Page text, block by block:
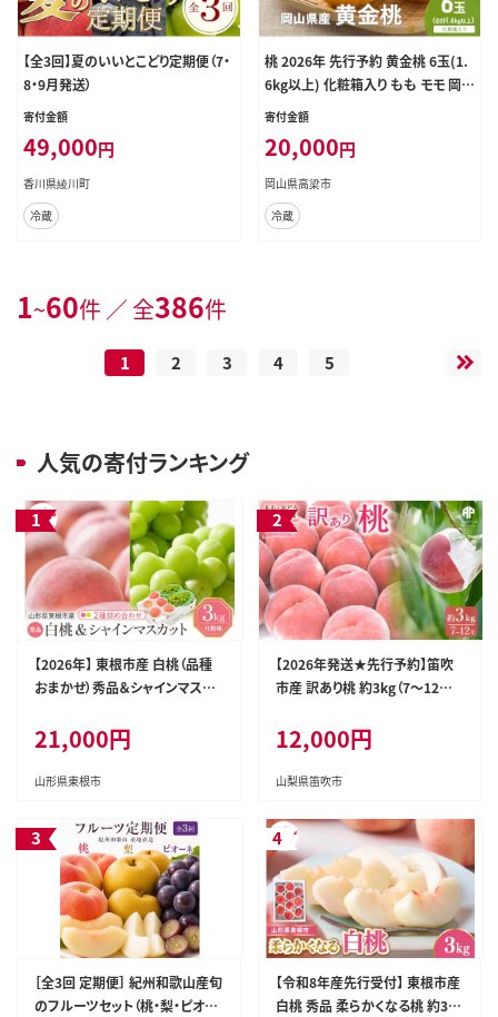
【全3回】夏のいいとこどり定期便（7・
8・9月発送）
寄付金額
49,000円
香川県綾川町
冷蔵
桃 2026年 先行予約 黄金桃 6玉(1.
6kg以上) 化粧箱入り もも モモ 岡山
県産 国産 フルーツ 果物 セット ギフ
寄付金額
20,000円
岡山県高梁市
冷蔵
1~60件 ／ 全386件
1 2 3 4 5
人気の寄付ランキング
【2026年】 東根市産 白桃（品種
おまかせ）秀品＆シャインマスカ
山形県 東根市 hi027-238
21,000円
山形県東根市
【2026年発送★先行予約】笛吹
市産 訳あり桃 約3kg（7～12玉）
12,000円
山梨県笛吹市
［全3回 定期便］ 紀州和歌山産旬
のフルーツセット（桃・梨・ピオー
【令和8年産先行受付】 東根市産
白桃 秀品 柔らかくなる桃 約3kg